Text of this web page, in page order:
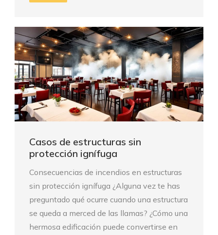
Casos de estructuras sin
protección ignífuga
Consecuencias de incendios en estructuras
sin protección ignífuga ¿Alguna vez te has
preguntado qué ocurre cuando una estructura
se queda a merced de las llamas? ¿Cómo una
hermosa edificación puede convertirse en